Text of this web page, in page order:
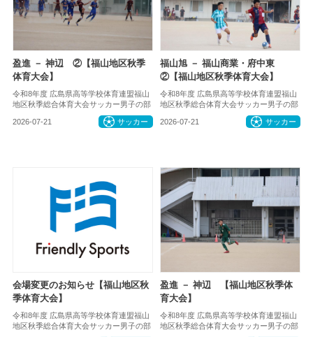
盈進 － 神辺 ②【福山地区秋季
体育大会】
令和8年度 広島県高等学校体育連盟福山
地区秋季総合体育大会サッカー男子の部
2026-07-21 サッカー
福山旭 － 福山商業・府中東
②【福山地区秋季体育大会】
令和8年度 広島県高等学校体育連盟福山
地区秋季総合体育大会サッカー男子の部
2026-07-21 サッカー
会場変更のお知らせ【福山地区秋
季体育大会】
令和8年度 広島県高等学校体育連盟福山
地区秋季総合体育大会サッカー男子の部
盈進 － 神辺 【福山地区秋季体
育大会】
令和8年度 広島県高等学校体育連盟福山
地区秋季総合体育大会サッカー男子の部